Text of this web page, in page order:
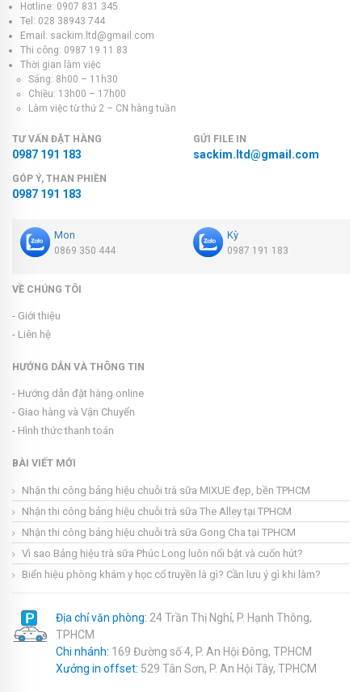
Hotline: 0907 831 345
Tel: 028 38943 744
Email: sackim.ltd@gmail.com
Thi công: 0987 19 11 83
Thời gian làm việc
Sáng: 8h00 – 11h30
Chiều: 13h00 – 17h00
Làm việc từ thứ 2 – CN hàng tuần
TƯ VẤN ĐẶT HÀNG
0987 191 183
GỬI FILE IN
sackim.ltd@gmail.com
GÓP Ý, THAN PHIỀN
0987 191 183
Mon
0869 350 444
Kỳ
0987 191 183
VỀ CHÚNG TÔI
- Giới thiệu
- Liên hệ
HƯỚNG DẪN VÀ THÔNG TIN
- Hướng dẫn đặt hàng online
- Giao hàng và Vận Chuyển
- Hình thức thanh toán
BÀI VIẾT MỚI
Nhận thi công bảng hiệu chuỗi trà sữa MIXUE đẹp, bền TPHCM
Nhận thi công bảng hiệu chuỗi trà sữa The Alley tại TPHCM
Nhận thi công bảng hiệu chuỗi trà sữa Gong Cha tại TPHCM
Vì sao Bảng hiệu trà sữa Phúc Long luôn nổi bật và cuốn hút?
Biển hiệu phòng khám y học cổ truyền là gì? Cần lưu ý gì khi làm?
Địa chỉ văn phòng: 24 Trần Thị Nghỉ, P. Hạnh Thông,
TPHCM
Chi nhánh: 169 Đường số 4, P. An Hội Đông, TPHCM
Xưởng in offset: 529 Tân Sơn, P. An Hội Tây, TPHCM